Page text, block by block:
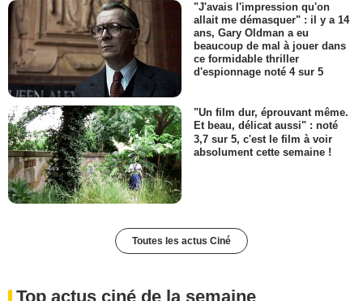
"J'avais l'impression qu'on
allait me démasquer" : il y a 14
ans, Gary Oldman a eu
beaucoup de mal à jouer dans
ce formidable thriller
d'espionnage noté 4 sur 5
"Un film dur, éprouvant même.
Et beau, délicat aussi" : noté
3,7 sur 5, c'est le film à voir
absolument cette semaine !
Toutes les actus Ciné
Top actus ciné de la semaine